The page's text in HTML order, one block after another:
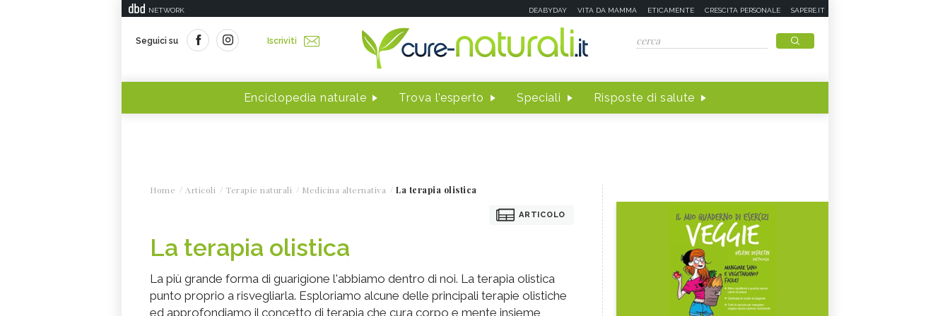
NETWORK DEABYDAY VITA DA MAMMA ETICAMENTE CRESCITA PERSONALE SAPERE.IT
Seguici su Iscriviti
Enciclopedia naturale Trova l'esperto Speciali Risposte di salute
Home Articoli Terapie naturali Medicina alternativa La terapia olistica
ARTICOLO
La terapia olistica
La più grande forma di guarigione l'abbiamo dentro di noi. La terapia olistica
punto proprio a risvegliarla. Esploriamo alcune delle principali terapie olistiche
ed approfondiamo il concetto di terapia che cura corpo e mente insieme